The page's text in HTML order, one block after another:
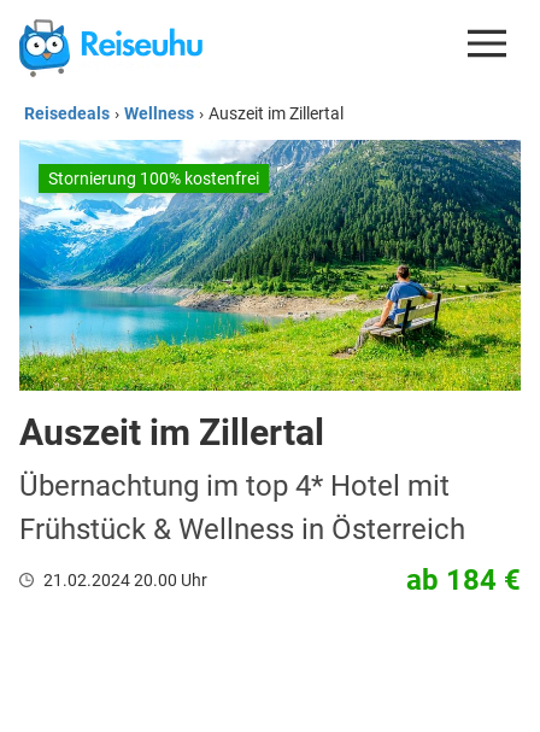
REISEDEALS
GUTSCHEINE
KREDITKARTEN
ESIM
REISEBLOG
Reisedeals › Wellness › Auszeit im Zillertal
Stornierung 100% kostenfrei
Auszeit im Zillertal
Übernachtung im top 4* Hotel mit
Frühstück & Wellness in Österreich
21.02.2024 20.00 Uhr ab 184 €